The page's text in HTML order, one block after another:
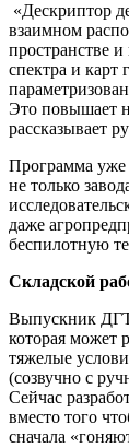
«Дескриптор
взаимном
пространстве
спектра и карт
Это повышает
рассказывает
Программа уже
не только
даже
беспилотную
Складской
Выпускник
которая может
тяжелые
(созвучно с
Сейчас
вместо того
сначала